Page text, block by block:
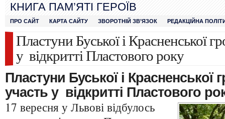
КНИГА ПАМ’ЯТІ ГЕРОЇВ
ПРО САЙТ КАРТА САЙТУ ЗВОРОТНІЙ ЗВ’ЯЗОК РЕДАКЦІЙНА
Пластуни Буської і Красненської
у відкритті Пластового року
Пластуни Буської і Красненської
участь у відкритті Пластового
17 вересня у Львові відбулось